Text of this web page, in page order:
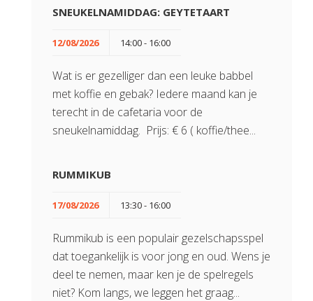
SNEUKELNAMIDDAG: GEYTETAART
12/08/2026 14:00 - 16:00
Wat is er gezelliger dan een leuke babbel
met koffie en gebak? Iedere maand kan je
terecht in de cafetaria voor de
sneukelnamiddag. Prijs: € 6 ( koffie/thee...
RUMMIKUB
17/08/2026 13:30 - 16:00
Rummikub is een populair gezelschapsspel
dat toegankelijk is voor jong en oud. Wens je
deel te nemen, maar ken je de spelregels
niet? Kom langs, we leggen het graag...